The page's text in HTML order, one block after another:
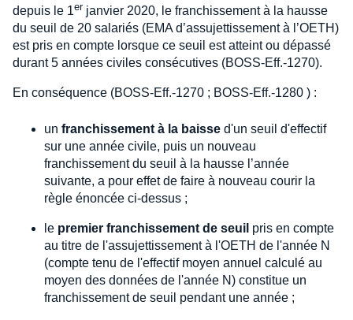
depuis le 1er janvier 2020, le franchissement à la hausse
du seuil de 20 salariés (EMA d’assujettissement à l’OETH)
est pris en compte lorsque ce seuil est atteint ou dépassé
durant 5 années civiles consécutives (BOSS-Eff.-1270).
En conséquence (BOSS-Eff.-1270 ; BOSS-Eff.-1280 ) :
un franchissement à la baisse d'un seuil d'effectif
sur une année civile, puis un nouveau
franchissement du seuil à la hausse l’année
suivante, a pour effet de faire à nouveau courir la
règle énoncée ci-dessus ;
le premier franchissement de seuil pris en compte
au titre de l'assujettissement à l'OETH de l'année N
(compte tenu de l'effectif moyen annuel calculé au
moyen des données de l'année N) constitue un
franchissement de seuil pendant une année ;